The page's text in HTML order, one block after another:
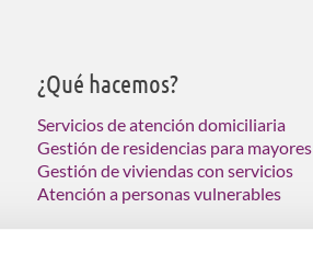
¿Qué hacemos?
Servicios de atención domiciliaria
Gestión de residencias para mayores
Gestión de viviendas con servicios
Atención a personas vulnerables